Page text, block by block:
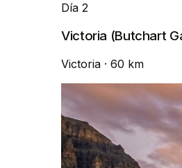
Día 2
Victoria (Butchart
Victoria · 60 km